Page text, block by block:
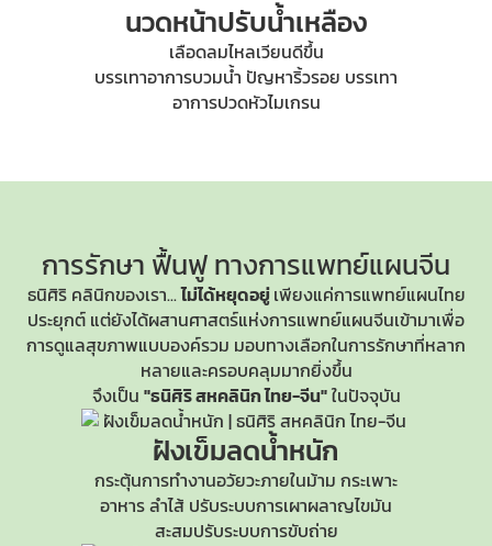
นวดหน้าปรับน้ำเหลือง
เลือดลมไหลเวียนดีขึ้น
บรรเทาอาการบวมน้ำ ปัญหาริ้วรอย บรรเทา
อาการปวดหัวไมเกรน
การรักษา ฟื้นฟูทางการแพทย์แผนจีน
ธนิศิริ คลินิกของเรา...ไม่ได้หยุดอยู่เพียงแค่การแพทย์แผนไทย
ประยุกต์ แต่ยังได้ผสานศาสตร์แห่งการแพทย์แผนจีนเข้ามาเพื่อ
การดูแลสุขภาพแบบองค์รวม มอบทางเลือกในการรักษาที่หลาก
หลายและครอบคลุมมากยิ่งขึ้น
จึงเป็น "ธนิศิริ สหคลินิก ไทย-จีน"ในปัจจุบัน
ฝังเข็มลดน้ำหนัก
กระตุ้นการทำงานอวัยวะภายในม้าม กระเพาะ
อาหาร ลำไส้ ปรับระบบการเผาผลาญไขมัน
สะสมปรับระบบการขับถ่าย